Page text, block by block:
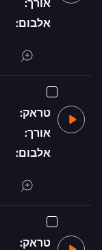
אורך:
אלבום:
טראק:
אורך:
אלבום:
טראק: